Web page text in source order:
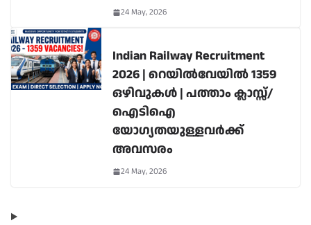
24 May, 2026
Indian Railway Recruitment
2026 | റെയിൽവേയിൽ 1359
ഒഴിവുകൾ | പത്താം ക്ലാസ്സ്/
ഐടിഐ
യോഗ്യതയുള്ളവർക്ക്
അവസരം
24 May, 2026